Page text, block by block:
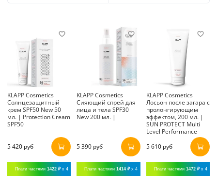
KLAPP Cosmetics
Солнцезащитный
крем SPF50 New 50
мл. | Protection Cream
SPF50
5 420 руб
Плати частями 1422 ₽ x 4
KLAPP Cosmetics
Сияющий спрей для
лица и тела SPF30
New 200 мл. |
5 390 руб
Плати частями1414 ₽ x 4
KLAPP Cosmetics
Лосьон после загара с
пролонгирующим
эффектом, 200 мл. |
SUN PROTECT Multi
Level Performance
5 610 руб
Плати частями 1472 ₽ x 4